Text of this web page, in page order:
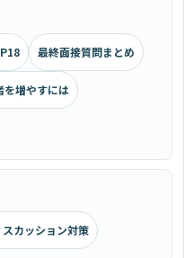
最終面接質問まとめ
を増やすには
カッション対策